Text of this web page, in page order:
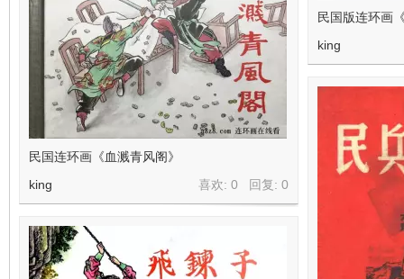
民国版连环画
king
民国连环画《血溅青风阁》
喜欢: 0 回复: 0
king